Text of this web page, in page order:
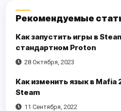
Рекомендуемые
Как запустить игры в
стандартном Proton
28 Октября, 2023
Как изменить язык в
Steam
11 Сентября, 2022